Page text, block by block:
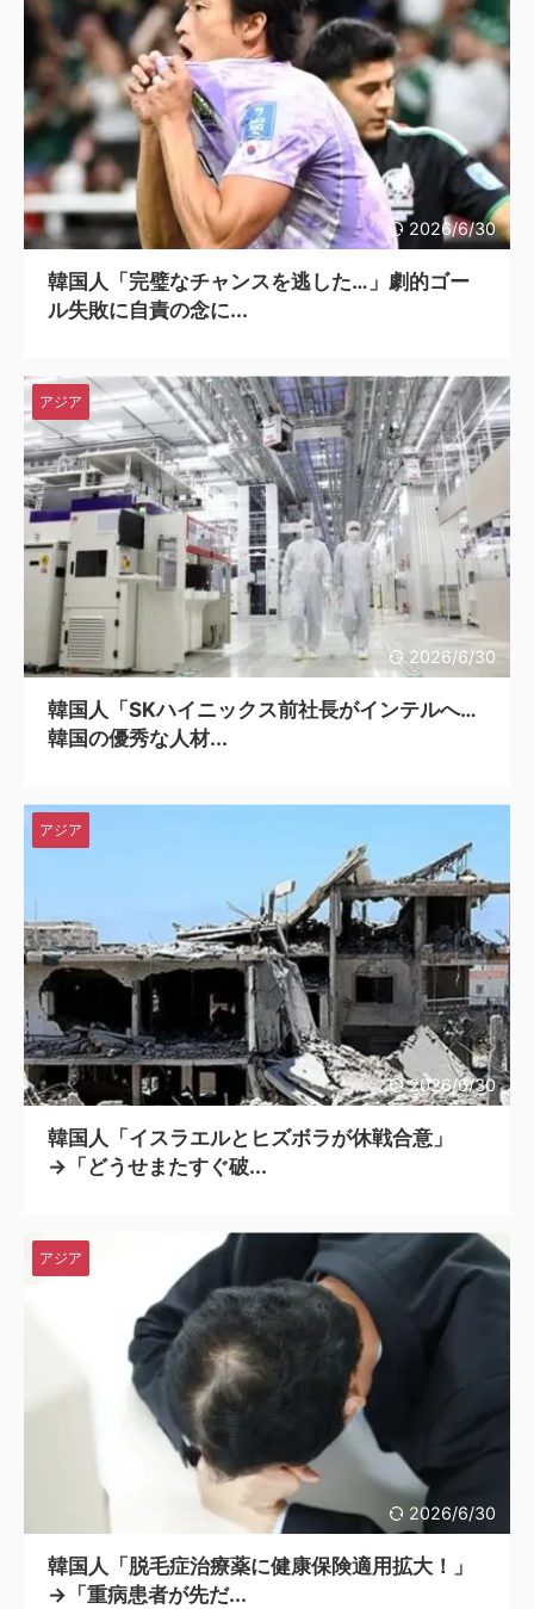
2026/6/30
韓国人「完璧なチャンスを逃した…」劇的ゴー
ル失敗に自責の念に...
2026/6/30
アジア
韓国人「SKハイニックス前社長がインテルへ…
韓国の優秀な人材...
2026/6/30
アジア
韓国人「イスラエルとヒズボラが休戦合意」
→「どうせまたすぐ破...
2026/6/30
アジア
韓国人「脱毛症治療薬に健康保険適用拡大！」
→「重病患者が先だ...